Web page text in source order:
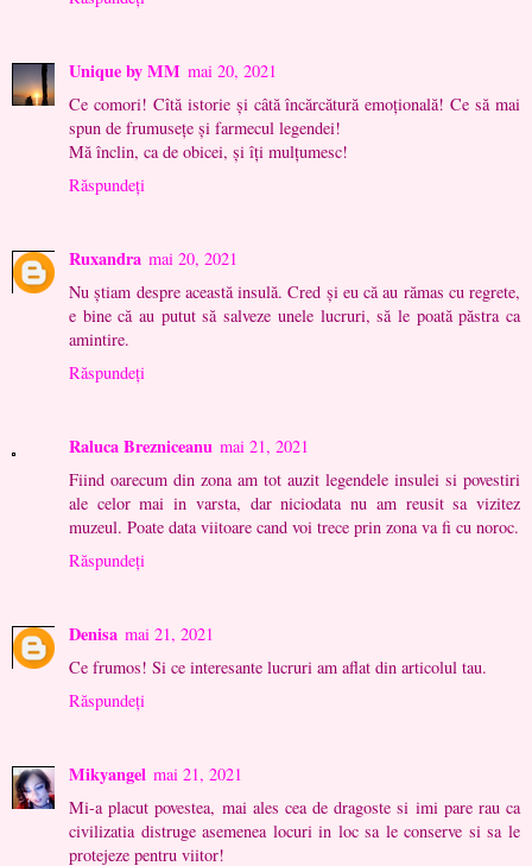
Unique by MM mai 20, 2021
Ce comori! Cîtă istorie și câtă încărcătură emoțională! Ce să mai
spun de frumusețe și farmecul legendei!
Mă înclin, ca de obicei, și îți mulțumesc!
Răspundeți
Ruxandra mai 20, 2021
Nu știam despre această insulă. Cred și eu că au rămas cu regrete,
e bine că au putut să salveze unele lucruri, să le poată păstra ca
amintire.
Răspundeți
Raluca Brezniceanu mai 21, 2021
Fiind oarecum din zona am tot auzit legendele insulei si povestiri
ale celor mai in varsta, dar niciodata nu am reusit sa vizitez
muzeul. Poate data viitoare cand voi trece prin zona va fi cu noroc.
Răspundeți
Denisa mai 21, 2021
Ce frumos! Si ce interesante lucruri am aflat din articolul tau.
Răspundeți
Mikyangel mai 21, 2021
Mi-a placut povestea, mai ales cea de dragoste si imi pare rau ca
civilizatia distruge asemenea locuri in loc sa le conserve si sa le
protejeze pentru viitor!